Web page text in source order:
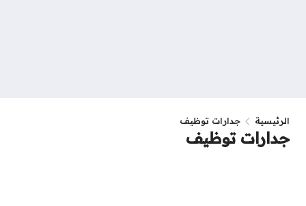
الرئيسية جدارات توظيف
جدارات توظيف